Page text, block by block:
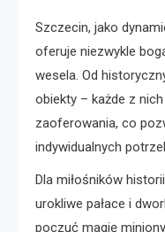
Szczecin, jako
oferuje niezwykle
wesela. Od
obiekty – każde z
zaoferowania, co
indywidualnych
Dla miłośników
urokliwe pałace i
poczuć magię